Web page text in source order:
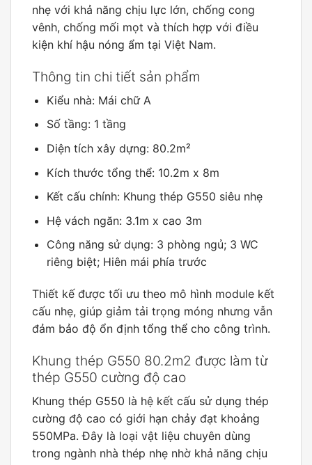
nhẹ với khả năng chịu lực lớn, chống cong
vênh, chống mối mọt và thích hợp với điều
kiện khí hậu nóng ẩm tại Việt Nam.
Thông tin chi tiết sản phẩm
Kiểu nhà: Mái chữ A
Số tầng: 1 tầng
Diện tích xây dựng: 80.2m²
Kích thước tổng thể: 10.2m x 8m
Kết cấu chính: Khung thép G550 siêu nhẹ
Hệ vách ngăn: 3.1m x cao 3m
Công năng sử dụng: 3 phòng ngủ; 3 WC
riêng biệt; Hiên mái phía trước
Thiết kế được tối ưu theo mô hình module kết
cấu nhẹ, giúp giảm tải trọng móng nhưng vẫn
đảm bảo độ ổn định tổng thể cho công trình.
Khung thép G550 80.2m2 được làm từ
thép G550 cường độ cao
Khung thép G550 là hệ kết cấu sử dụng thép
cường độ cao có giới hạn chảy đạt khoảng
550MPa. Đây là loại vật liệu chuyên dùng
trong ngành nhà thép nhẹ nhờ khả năng chịu